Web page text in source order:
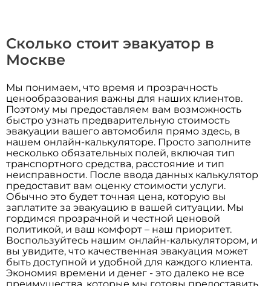
Сколько стоит эвакуатор в
Москве
Мы понимаем, что время и прозрачность
ценообразования важны для наших клиентов.
Поэтому мы предоставляем вам возможность
быстро узнать предварительную стоимость
эвакуации вашего автомобиля прямо здесь, в
нашем онлайн-калькуляторе. Просто заполните
несколько обязательных полей, включая тип
транспортного средства, расстояние и тип
неисправности. После ввода данных калькулятор
предоставит вам оценку стоимости услуги.
Обычно это будет точная цена, которую вы
заплатите за эвакуацию в вашей ситуации. Мы
гордимся прозрачной и честной ценовой
политикой, и ваш комфорт – наш приоритет.
Воспользуйтесь нашим онлайн-калькулятором, и
вы увидите, что качественная эвакуация может
быть доступной и удобной для каждого клиента.
Экономия времени и денег - это далеко не все